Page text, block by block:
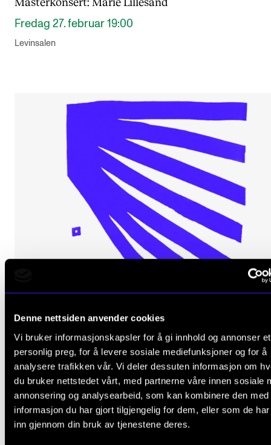
Denne nettsiden anvender cookies
Vi bruker informasjonskapsler for å gi innhold og annonser et
personlig preg, for å levere sosiale mediefunksjoner og for å
analysere trafikken vår. Vi deler dessuten informasjon om
du bruker nettstedet vårt, med partnerne våre innen sosiale
annonsering og analysearbeid, som kan kombinere den med
informasjon du har gjort tilgjengelig for dem, eller som de
inn gjennom din bruk av tjenestene deres.
Fredag 27. februar 19:00
Levinsalen
JAZZ OG IMPRO
NMH jazzvokalensemble